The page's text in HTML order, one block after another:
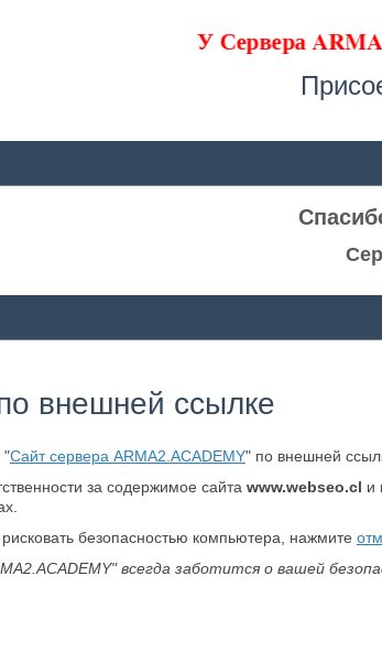
У Сервера
внешней ссылке
"Сайт сервера ARMA2.ACADEMY" по внешней
за содержимое сайта www.webseo.cl и
безопасностью компьютера, нажмите
всегда заботится о вашей